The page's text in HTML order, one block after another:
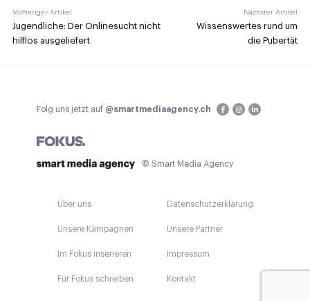
Vorheriger Artikel
Jugendliche: Der Onlinesucht nicht
hilflos ausgeliefert
Nächster Artikel
Wissenswertes rund um
die Pubertät
Folg uns jetzt auf @smartmediaagency.ch
© Smart Media Agency
Über uns
Unsere Kampagnen
Im Fokus inserieren
Für Fokus schreiben
Datenschutzerklärung
Unsere Partner
Impressum
Kontakt